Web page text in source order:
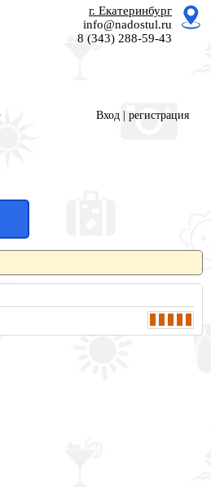
г. Екатеринбург
info@nadostul.ru
8 (343) 288-59-43
Вход регистрация